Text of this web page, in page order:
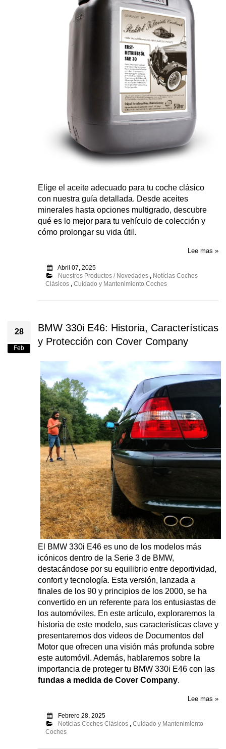
Elige el aceite adecuado para tu coche clásico
con nuestra guía detallada. Desde aceites
minerales hasta opciones multigrado, descubre
qué es lo mejor para tu vehículo de colección y
cómo prolongar su vida útil.
Lee mas »
Abril 07, 2025
Nuestros Productos / Novedades, Noticias Coches
Clásicos , Cuidado y Mantenimiento Coches
28
Feb
BMW 330i E46: Historia, Características
y Protección con Cover Company
El BMW 330i E46 es uno de los modelos más
icónicos dentro de la Serie 3 de BMW,
destacándose por su equilibrio entre deportividad,
confort y tecnología. Esta versión, lanzada a
finales de los 90 y principios de los 2000, se ha
convertido en un referente para los entusiastas de
los automóviles. En este artículo, exploraremos la
historia de este modelo, sus características clave y
presentaremos dos videos de Documentos del
Motor que ofrecen una visión más profunda sobre
este automóvil. Además, hablaremos sobre la
importancia de proteger tu BMW 330i E46 con las
fundas a medida de Cover Company.
Lee mas »
Febrero 28, 2025
Noticias Coches Clásicos, Cuidado y Mantenimiento
Coches